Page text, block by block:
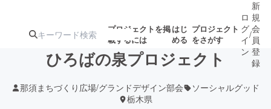
プロジェクトを掲
載するには
はじ
める
プロジェクト
をさがす
注目の新着プロ募集終了が近いプ
ロ
グ
イ
ン
/
新
規
会
員
登
録
ひろばの泉プロジェクト
那須まちづくり広場/グランドデザイン部会
ソーシャルグッド
栃木県